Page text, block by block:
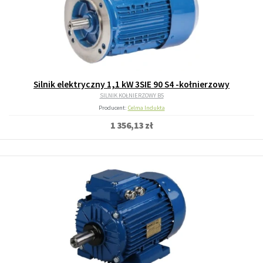
Silnik elektryczny 1,1 kW 3SIE 90 S4 -kołnierzowy
SILNIK KOŁNIERZOWY B5
Producent: Celma Indukta
1 356,13 zł